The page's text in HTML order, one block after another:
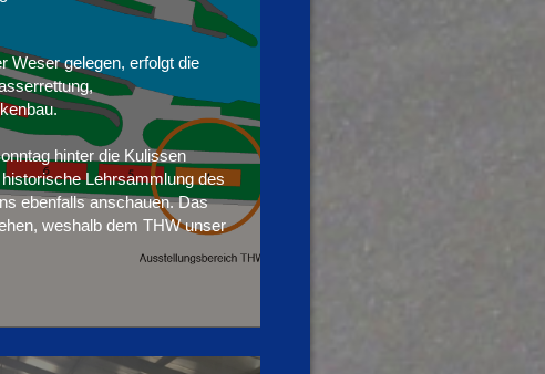
Weser gelegen, erfolgt die
hinter die Kulissen
Lehrsammlung des
ebenfalls anschauen. Das
weshalb dem THW unser